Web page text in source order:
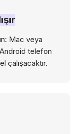
Mac veya
telefon
çalışacaktır.